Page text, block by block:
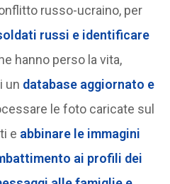
russo-ucraino, per
russi e identificare
hanno perso la vita,
un database aggiornato e
le foto caricate sul
e abbinare le immagini
ai profili dei